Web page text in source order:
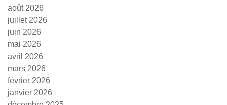
août 2026
juillet 2026
juin 2026
mai 2026
avril 2026
mars 2026
février 2026
janvier 2026